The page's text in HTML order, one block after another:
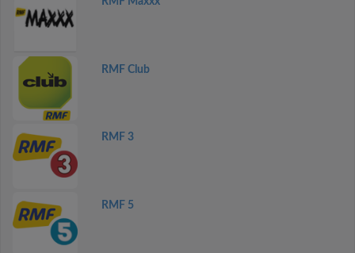
RMF Club
RMF 3
RMF 5